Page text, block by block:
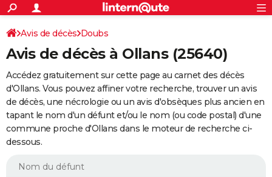
ACTUALITÉS
Politique
Société
Faits Divers
Education
Monde
Villes
+
SPORT
Coupe du monde 2026
Football
Tennis
Cyclisme
Rugby
Forum
Programme TV
TNT
Streaming
Cinéma
Sorties cinéma
Musique
+
FINANCE
Retraite
Epargne
Immobilier
Risques naturels par ville
Assurance
AUTO
Essais
Réserver un essai
Citadines
Berlines
SUV
Forum auto
+
HIGH-TECH
BRICOLAGE
Avis de décès Doubs
Avis de décès à Ollans (25640)
Accédez gratuitement sur cette page au carnet des décès
d'Ollans. Vous pouvez affiner votre recherche, trouver un avis
de décès, une nécrologie ou un avis d'obsèques plus ancien en
tapant le nom d'un défunt et/ou le nom (ou code postal) d'une
commune proche d'Ollans dans le moteur de recherche ci-
dessous.